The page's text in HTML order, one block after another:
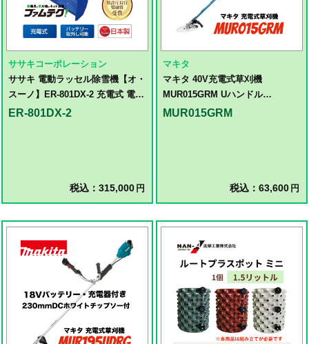
ササキコーポレーション
ササキ 電動ラッセル除雪機【オ・
スーノ】ER-801DX-2 充電式 電動
除雪機
ER-801DX-2
税込：315,000 円
マキタ
マキタ 40V充電式草刈機
MUR015GRM Uハンドル
(40Vmax/4.0Ah)(バッテリ・充電
MUR015GRM
税込：63,600 円